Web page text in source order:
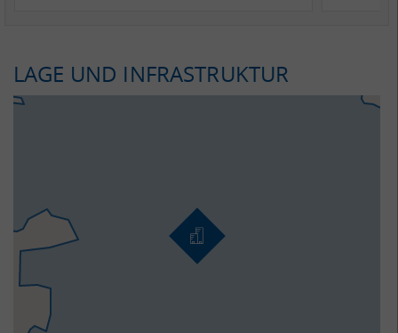
LAGE UND INFRASTRUKTUR